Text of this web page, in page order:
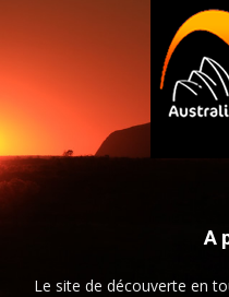
A
Le site de découverte en